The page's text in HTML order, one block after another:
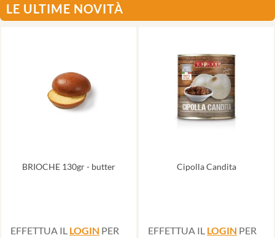
LE ULTIME NOVITÀ
BRIOCHE 130gr - butter
EFFETTUA IL LOGIN PER
Cipolla Candita
EFFETTUA IL LOGIN PER